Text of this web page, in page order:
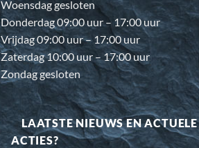
Woensdag gesloten
Donderdag 09:00 uur – 17:00 uur
Vrijdag 09:00 uur – 17:00 uur
Zaterdag 10:00 uur – 17:00 uur
Zondag gesloten
LAATSTE NIEUWS EN ACTUELE
ACTIES?